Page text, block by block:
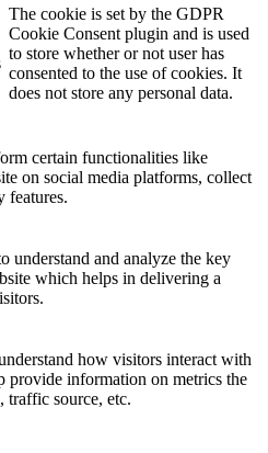
The cookie is set by the GDPR
Cookie Consent plugin and is used
to store whether or not user has
consented to the use of cookies. It
does not store any personal data.
certain functionalities like
on social media platforms, collect
features.
understand and analyze the key
which helps in delivering a
how visitors interact with
provide information on metrics the
traffic source, etc.